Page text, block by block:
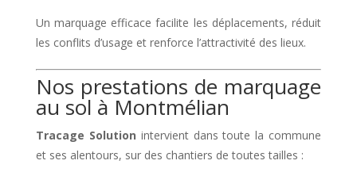
Un marquage efficace facilite les déplacements, réduit
les conflits d’usage et renforce l’attractivité des lieux.
Nos prestations de marquage
au sol à Montmélian
Tracage Solution intervient dans toute la commune
et ses alentours, sur des chantiers de toutes tailles :